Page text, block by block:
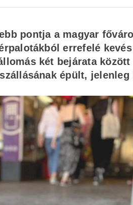
pontja a magyar
errefelé
két bejárata
épült, jelenleg